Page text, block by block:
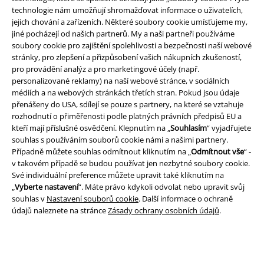
technologie nám umožňují shromažďovat informace o uživatelích,
jejich chování a zařízeních. Některé soubory cookie umísťujeme my,
jiné pocházejí od našich partnerů. My a naši partneři používáme
soubory cookie pro zajištění spolehlivosti a bezpečnosti naší webové
stránky, pro zlepšení a přizpůsobení vašich nákupních zkušeností,
pro provádění analýz a pro marketingové účely (např.
personalizované reklamy) na naší webové stránce, v sociálních
médiích a na webových stránkách třetích stran. Pokud jsou údaje
přenášeny do USA, sdílejí se pouze s partnery, na které se vztahuje
rozhodnutí o přiměřenosti podle platných právních předpisů EU a
kteří mají příslušné osvědčení. Klepnutím na „Souhlasím“ vyjadřujete
souhlas s používáním souborů cookie námi a našimi partnery.
Případně můžete souhlas odmítnout kliknutím na „Odmítnout vše“ -
v takovém případě se budou používat jen nezbytné soubory cookie.
Své individuální preference můžete upravit také kliknutím na
„Vyberte nastavení“. Máte právo kdykoli odvolat nebo upravit svůj
souhlas v Nastavení souborů cookie. Další informace o ochraně
údajů naleznete na stránceZásady ochrany osobních údajů.
A Warner Music Group Company